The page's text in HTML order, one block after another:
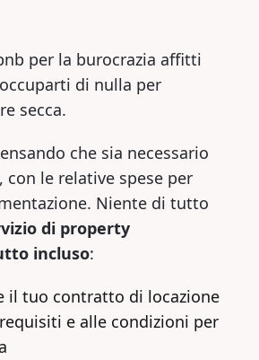
per la burocrazia affitti
di nulla per
secca.
che sia necessario
le relative spese per
Niente di tutto
di property
incluso:
il tuo contratto di locazione
e alle condizioni per